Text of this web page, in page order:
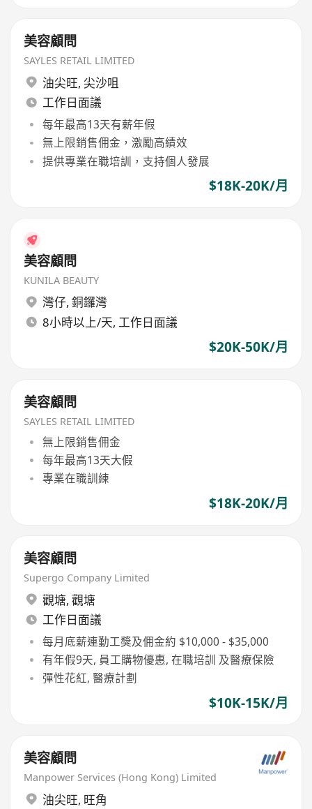
美容顧問
SAYLES RETAIL LIMITED
油尖旺, 尖沙咀
工作日面議
每年最高13天有薪年假
無上限銷售佣金，激勵高績效
提供專業在職培訓，支持個人發展
$18K-20K/月
美容顧問
KUNILA BEAUTY
灣仔, 銅鑼灣
8小時以上/天, 工作日面議
$20K-50K/月
美容顧問
SAYLES RETAIL LIMITED
無上限銷售佣金
每年最高13天大假
專業在職訓練
$18K-20K/月
美容顧問
Supergo Company Limited
觀塘, 觀塘
工作日面議
每月底薪連勤工獎及佣金約 $10,000 - $35,000
有年假9天, 員工購物優惠, 在職培訓 及醫療保險
彈性花紅, 醫療計劃
$10K-15K/月
美容顧問
Manpower Services (Hong Kong) Limited
油尖旺, 旺角